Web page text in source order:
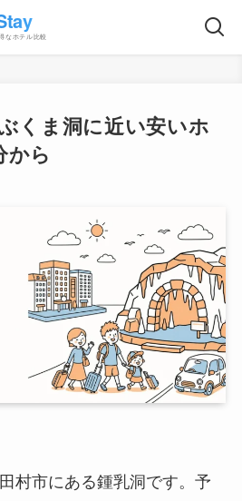
ぶくま洞に近い安いホ
から
村市にある鍾乳洞です。予